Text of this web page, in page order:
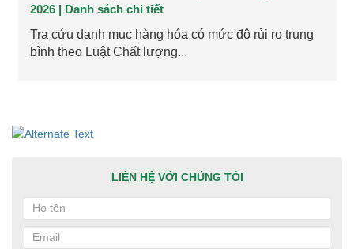
2026 | Danh sách chi tiết
Tra cứu danh mục hàng hóa có mức độ rủi ro trung
bình theo Luật Chất lượng...
LIÊN HỆ VỚI CHÚNG TÔI